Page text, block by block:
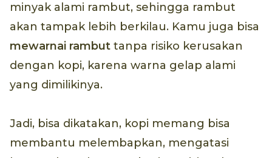
minyak alami rambut, sehingga rambut
akan tampak lebih berkilau. Kamu juga bisa
mewarnai rambut tanpa risiko kerusakan
dengan kopi, karena warna gelap alami
yang dimilikinya.
Jadi, bisa dikatakan, kopi memang bisa
membantu melembapkan, mengatasi